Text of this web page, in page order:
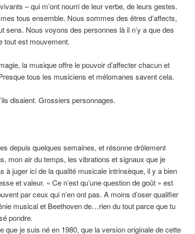
– qui m’ont nourri de leur verbe, de leurs gestes.
tous ensemble. Nous sommes des êtres d’affects,
sens. Nous voyons des personnes là il n’y a que des
tout est mouvement.
la musique offre le pouvoir d’affecter chacun et
tous les musiciens et mélomanes savent cela.
disaient. Grossiers personnages.
depuis quelques semaines, et résonne drôlement
mon air du temps, les vibrations et signaux que je
à juger ici de la qualité musicale intrinsèque, il y a bien
et valeur. « Ce n’est qu’une question de goût » est
par ceux qui n’en ont pas. A moins d’oser qualifier
musical et Beethoven de…rien du tout parce que tu
pondre.
que je suis né en 1980, que la version originale de cette